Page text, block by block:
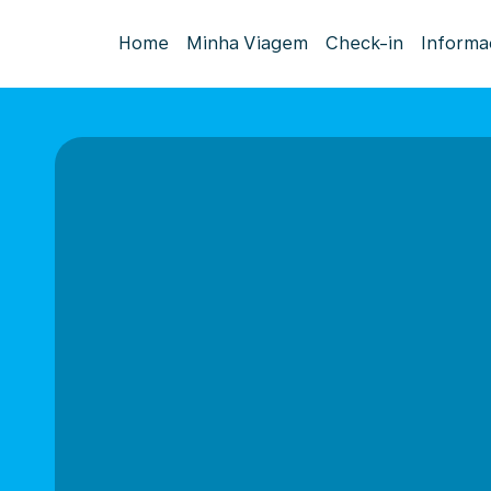
Home Minha Viagem Check-in